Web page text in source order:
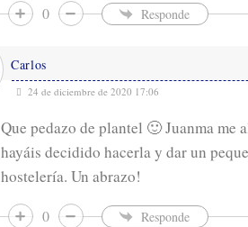
0 Responde
Carlos
24 de diciembre de 2020 17:06
Que pedazo de plantel 🙂 Juanma me
hayáis decidido hacerla y dar un
hostelería. Un abrazo!
0 Responde